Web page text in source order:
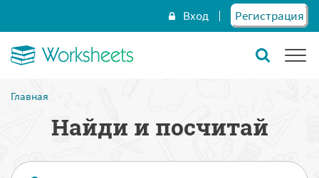
Вход Регистрация
Главная
Найди и посчитай